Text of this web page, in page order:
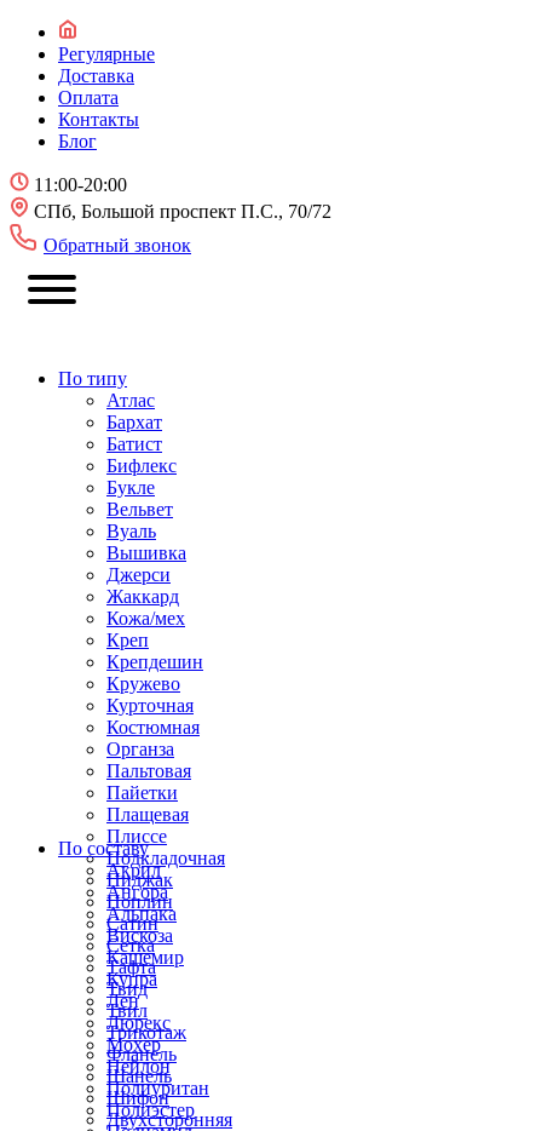
Регулярные
Доставка
Оплата
Контакты
Блог
11:00-20:00
СПб, Большой проспект П.С., 70/72
Обратный звонок
По типу
Атлас
Бархат
Батист
Бифлекс
Букле
Вельвет
Вуаль
Вышивка
Джерси
Жаккард
Кожа/мех
Креп
Крепдешин
Кружево
Курточная
Костюмная
Органза
Пальтовая
Пайетки
Плащевая
Плиссе
Подкладочная
Пиджак
Поплин
Сатин
Сетка
Тафта
Твид
Твил
Трикотаж
Фланель
Шанель
Шифон
Двухсторонняя
По составу
Акрил
Ангора
Альпака
Вискоза
Кашемир
Купра
Лен
Люрекс
Мохер
Нейлон
Полиуритан
Полиэстер